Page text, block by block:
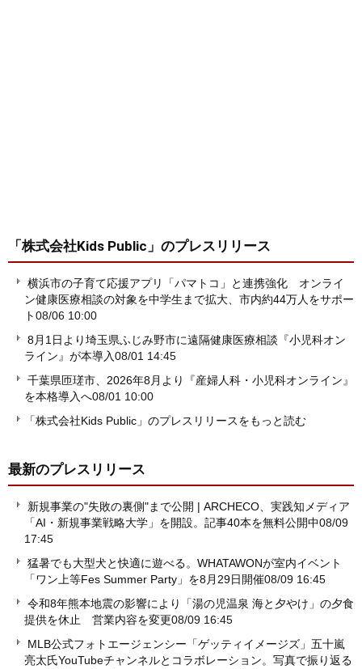
「株式会社Kids Public」 のプレスリリース
横浜市の子育て応援アプリ「パマトコ」と連携強化 オンライ
ン健康医療相談の対象を中学生まで拡大、市内約44万人をサポー
ト08/06 10:00
8月1日より埼玉県ふじみ野市に遠隔健康医療相談『小児科オン
ライン』が本導入08/01 14:45
千葉県匝瑳市、2026年8月より『産婦人科・小児科オンライン』
を本格導入へ08/01 10:00
「株式会社Kids Public」のプレスリリースをもっと読む
最新のプレスリリース
新規事業の"失敗の裏側"まで公開 | ARCHECO、実践知メディア
「AI・新規事業戦略大学」を開設。記事40本を無料公開中08/09
17:45
猛暑でも大型犬と快適に遊べる。WHATAWONが室内イベント
「ワン上等Fes Summer Party」を8月29日開催08/09 16:45
令和8年熊本地震の影響により「湯の児温泉 海と夕やけ」の夕食
提供を休止 営業内容を変更08/09 16:45
MLB公式フォトエージェンシー「ゲッティイメージズ」五十嵐
亮太氏YouTubeチャンネルとコラボレーション。写真で振り返る